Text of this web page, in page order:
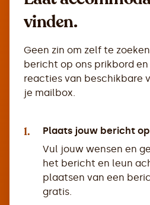
vinden.
Geen zin om zelf te
bericht op ons prikbord
reacties van beschikbare
je mailbox.
1.
Plaats jouw bericht
Vul jouw wensen en
het bericht en leun
plaatsen van een
gratis.